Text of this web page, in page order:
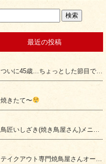
最近の投稿
ついに45歳…ちょっとした節目で13年間を振り返る。
焼きたて〜
鳥匠いしざき(焼き鳥屋さん)メニュー表
テイクアウト専門焼鳥屋さんオーープン!!